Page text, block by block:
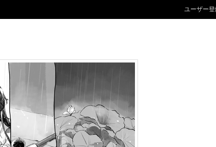
ユーザー登